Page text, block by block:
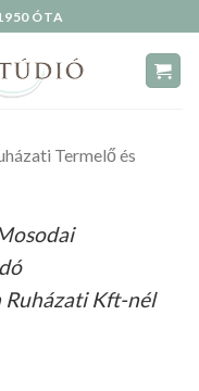
ÓTA
Termelő és
Ruházati Kft-nél